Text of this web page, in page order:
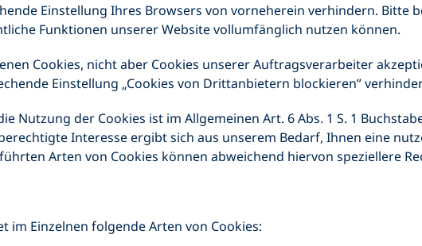
Einstellung Ihres Browsers von vorneherein verhindern. Bitte
Funktionen unserer Website vollumfänglich nutzen können.
Cookies, nicht aber Cookies unserer Auftragsverarbeiter
Einstellung „Cookies von Drittanbietern blockieren”
Nutzung der Cookies ist im Allgemeinen Art. 6 Abs. 1 S. 1
Interesse ergibt sich aus unserem Bedarf, Ihnen eine
Arten von Cookies können abweichend hiervon speziellere
im Einzelnen folgende Arten von Cookies: